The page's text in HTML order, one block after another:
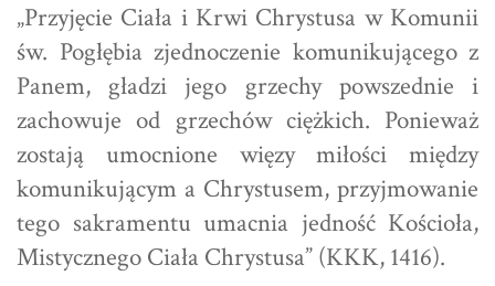
„Przyjęcie Ciała i Krwi Chrystusa w Komunii
św. Pogłębia zjednoczenie komunikującego z
Panem, gładzi jego grzechy powszednie i
zachowuje od grzechów ciężkich. Ponieważ
zostają umocnione więzy miłości między
komunikującym a Chrystusem, przyjmowanie
tego sakramentu umacnia jedność Kościoła,
Mistycznego Ciała Chrystusa” (KKK, 1416).